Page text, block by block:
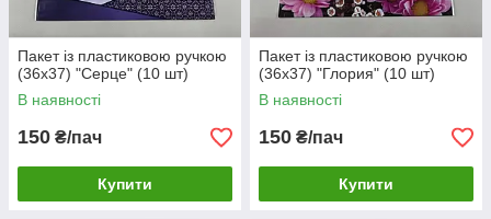
Пакет із пластиковою ручкою
(36х37) "Серце" (10 шт)
В наявності
150 ₴/пач
Купити
Пакет із пластиковою ручкою
(36х37) "Глория" (10 шт)
В наявності
150 ₴/пач
Купити